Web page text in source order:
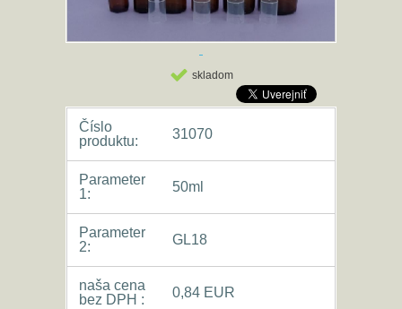
skladom
Číslo
produktu:
31070
Parameter
1:
50ml
Parameter
2:
GL18
naša cena
bez DPH :
0,84 EUR